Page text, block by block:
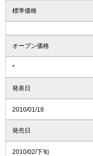
標準価格
オープン価格
*
発表日
2010/01/18
発売日
2010/02/下旬